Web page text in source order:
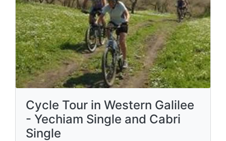
Cycle Tour in Western Galilee
- Yechiam Single and Cabri
Single